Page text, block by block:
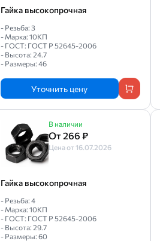
Гайка высокопрочная
- Резьба: 3
- Марка: 10КП
- ГОСТ: ГОСТ Р 52645-2006
- Высота: 24.7
- Размеры: 46
Уточнить цену
В наличии
От 266 ₽
Цена от 16.07.2026
Гайка высокопрочная
- Резьба: 4
- Марка: 10КП
- ГОСТ: ГОСТ Р 52645-2006
- Высота: 29.7
- Размеры: 60